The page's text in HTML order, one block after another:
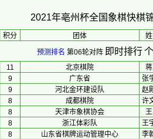
2021年亳州杯全国象棋快棋
积分 团体
预测排名 第06轮对阵 即时排行
11 北京棋院
9 广东省
张
9 河北金环建设队
赵
8 成都棋院
许
8 天津市象棋协会
8 浙江体彩队
王
8 山东省棋牌运动管理中心
李